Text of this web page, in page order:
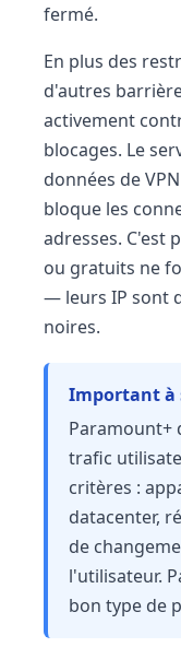
fermé.
En plus des
d'autres
activement
blocages. Le
données de
bloque les
adresses. C'est
ou gratuits ne
— leurs IP sont
noires.
Important à
Paramount+
trafic
critères :
datacenter,
de
l'utilisateur.
bon type de